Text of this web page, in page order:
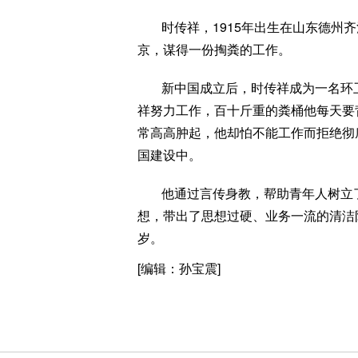
时传祥，1915年出生在山东德州
京，谋得一份掏粪的工作。
新中国成立后，时传祥成为一名
祥努力工作，百十斤重的粪桶他每天
常高高肿起，他却怕不能工作而拒绝
国建设中。
他通过言传身教，帮助青年人树
想，带出了思想过硬、业务一流的清
岁。
[编辑：孙宝震]